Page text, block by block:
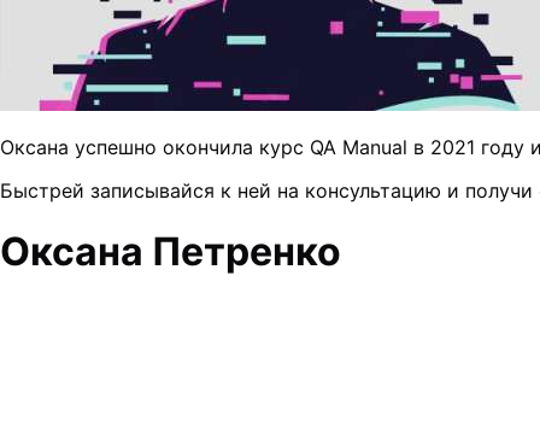
Оксана успешно окончила курс QA Manual в 2021
Быстрей записывайся к ней на консультацию и
Оксана Петренко